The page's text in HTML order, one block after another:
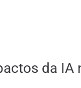
da IA